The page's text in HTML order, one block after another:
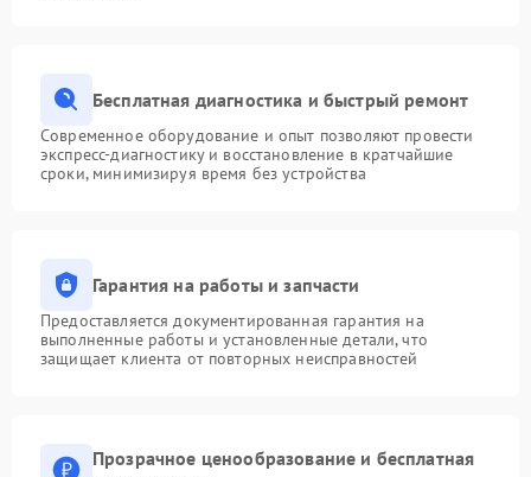
Бесплатная диагностика и быстрый ремонт
Современное оборудование и опыт позволяют провести
экспресс-диагностику и восстановление в кратчайшие
сроки, минимизируя время без устройства
Гарантия на работы и запчасти
Предоставляется документированная гарантия на
выполненные работы и установленные детали, что
защищает клиента от повторных неисправностей
Прозрачное ценообразование и бесплатная